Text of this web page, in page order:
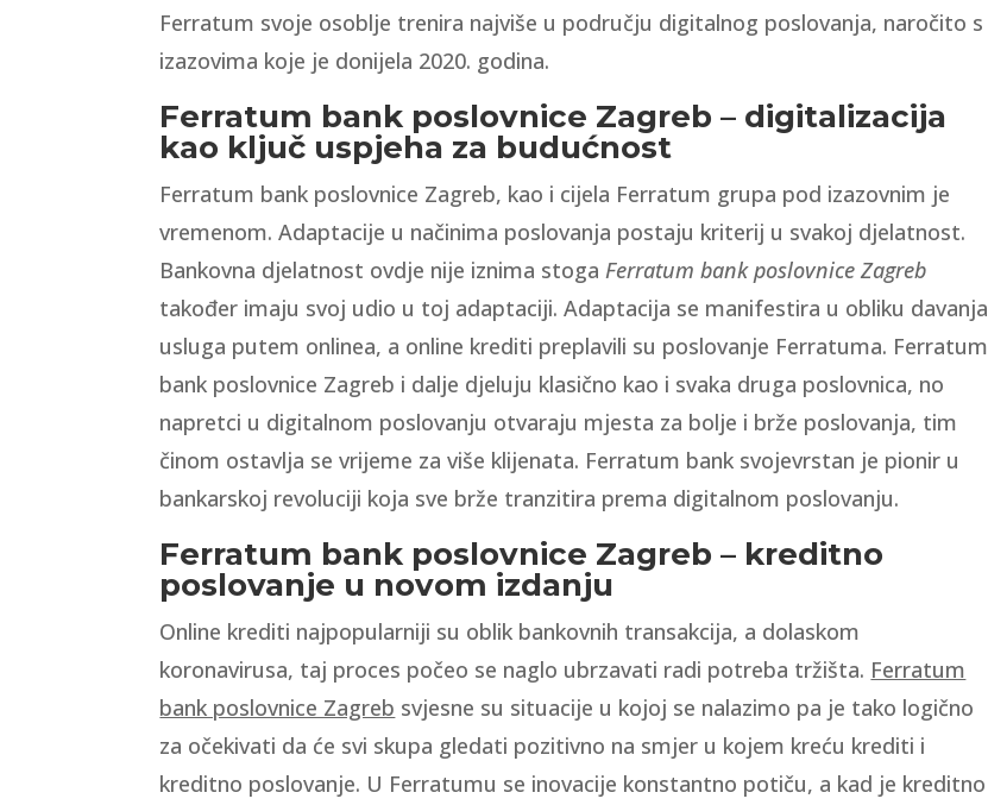
Ferratum svoje osoblje trenira najviše u području digitalnog poslovanja, naročito s
izazovima koje je donijela 2020. godina.
Ferratum bank poslovnice Zagreb – digitalizacija
kao ključ uspjeha za budućnost
Ferratum bank poslovnice Zagreb, kao i cijela Ferratum grupa pod izazovnim je
vremenom. Adaptacije u načinima poslovanja postaju kriterij u svakoj djelatnost.
Bankovna djelatnost ovdje nije iznima stogaFerratum bank poslovnice Zagreb
također imaju svoj udio u toj adaptaciji. Adaptacija se manifestira u obliku davanja
usluga putem onlinea, a online krediti preplavili su poslovanje Ferratuma. Ferratum
bank poslovnice Zagreb i dalje djeluju klasično kao i svaka druga poslovnica, no
napretci u digitalnom poslovanju otvaraju mjesta za bolje i brže poslovanja, tim
činom ostavlja se vrijeme za više klijenata. Ferratum bank svojevrstan je pionir u
bankarskoj revoluciji koja sve brže tranzitira prema digitalnom poslovanju.
Ferratum bank poslovnice Zagreb – kreditno
poslovanje u novom izdanju
Online krediti najpopularniji su oblik bankovnih transakcija, a dolaskom
koronavirusa, taj proces počeo se naglo ubrzavati radi potreba tržišta. Ferratum
bank poslovnice Zagreb svjesne su situacije u kojoj se nalazimo pa je tako logično
za očekivati da će svi skupa gledati pozitivno na smjer u kojem kreću krediti i
kreditno poslovanje. U Ferratumu se inovacije konstantno potiču, a kad je kreditno